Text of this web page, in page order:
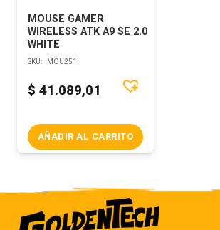
MOUSE GAMER
WIRELESS ATK A9 SE 2.0
WHITE
SKU: MOU251
$ 41.089,01
AÑADIR AL CARRITO